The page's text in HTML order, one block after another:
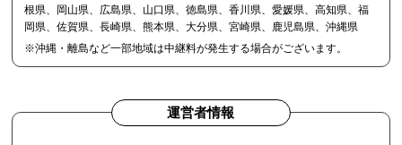
根県、岡山県、広島県、山口県、徳島県、香川県、愛媛県、高知県、福
岡県、佐賀県、長崎県、熊本県、大分県、宮崎県、鹿児島県、沖縄県
※沖縄・離島など一部地域は中継料が発生する場合がございます。
運営者情報